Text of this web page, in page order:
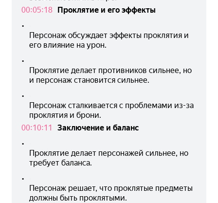
00:05:18 Проклятие и его эффекты
Персонаж обсуждает эффекты проклятия и
его влияние на урон.
Проклятие делает противников сильнее, но
и персонаж становится сильнее.
Персонаж сталкивается с проблемами из-за
проклятия и брони.
00:10:11
Заключение и баланс
Проклятие делает персонажей сильнее, но
требует баланса.
Персонаж решает, что проклятые предметы
должны быть проклятыми.